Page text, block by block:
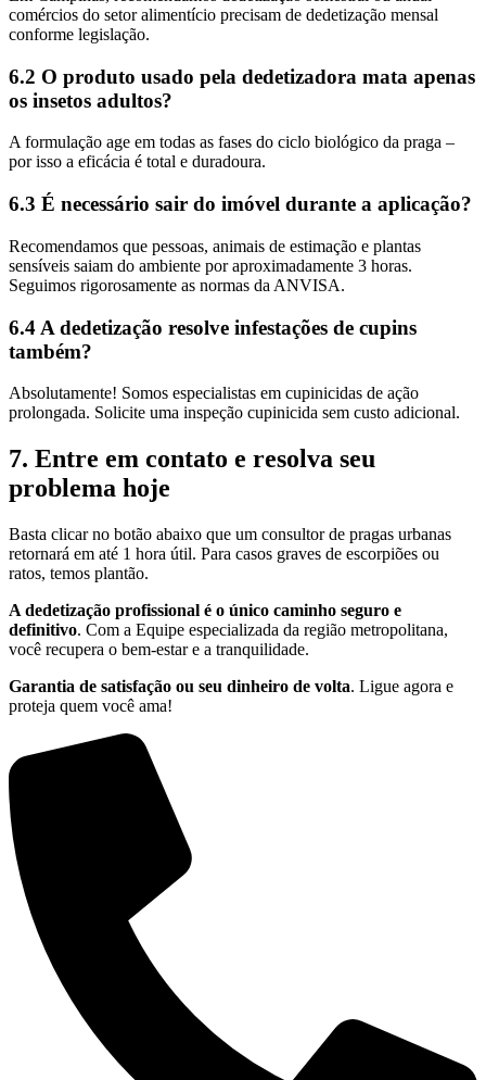
comércios do setor alimentício precisam de dedetização mensal
conforme legislação.
6.2 O produto usado pela dedetizadora mata apenas
os insetos adultos?
A formulação age em todas as fases do ciclo biológico da praga –
por isso a eficácia é total e duradoura.
6.3 É necessário sair do imóvel durante a aplicação?
Recomendamos que pessoas, animais de estimação e plantas
sensíveis saiam do ambiente por aproximadamente 3 horas.
Seguimos rigorosamente as normas da ANVISA.
6.4 A dedetização resolve infestações de cupins
também?
Absolutamente! Somos especialistas em cupinicidas de ação
prolongada. Solicite uma inspeção cupinicida sem custo adicional.
7. Entre em contato e resolva seu
problema hoje
Basta clicar no botão abaixo que um consultor de pragas urbanas
retornará em até 1 hora útil. Para casos graves de escorpiões ou
ratos, temos plantão.
A dedetização profissional é o único caminho seguro e
definitivo. Com a Equipe especializada da região metropolitana,
você recupera o bem-estar e a tranquilidade.
Garantia de satisfação ou seu dinheiro de volta. Ligue agora e
proteja quem você ama!